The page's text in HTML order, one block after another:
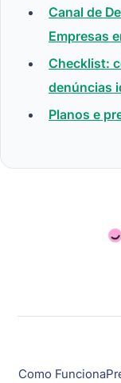
Canal de
Empresas
Checklist:
denúncias
Planos e
Como Funciona